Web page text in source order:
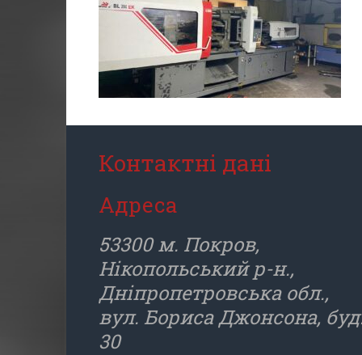
Контактні дані
Адреса
53300 м. Покров,
Нікопольський р-н.,
Дніпропетровська обл.,
вул. Бориса Джонсона,
30